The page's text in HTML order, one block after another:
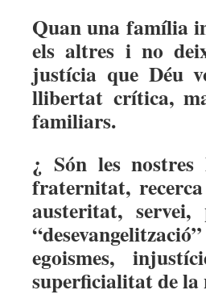
Quan una família
els altres i no
justícia que Déu
llibertat crítica,
familiars.
¿ Són les nostres
fraternitat,
austeritat,
egoismes,
superficialitat de la